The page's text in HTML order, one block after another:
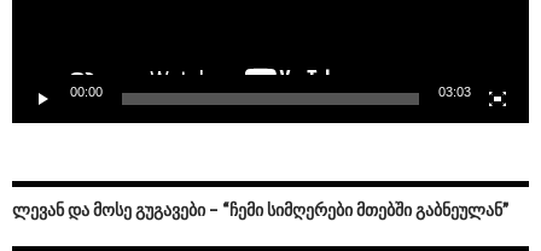
00:00 03:03
ᲚᲔᲕᲐᲜ ᲓᲐ ᲛᲝᲡᲔ ᲒᲣᲒᲐᲕᲔᲑᲘ – “ᲩᲔᲛᲘ ᲡᲘᲛᲦᲔᲠᲔᲑᲘ ᲛᲗᲔᲑᲨᲘ ᲒᲐᲑᲜᲔᲣᲚᲐᲜ”